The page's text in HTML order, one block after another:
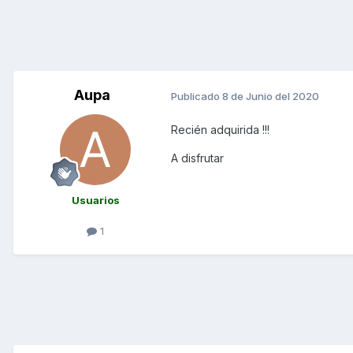
Aupa
Usuarios
1
Publicado 8 de Junio del 2020
Recién adquirida !!!
A disfrutar